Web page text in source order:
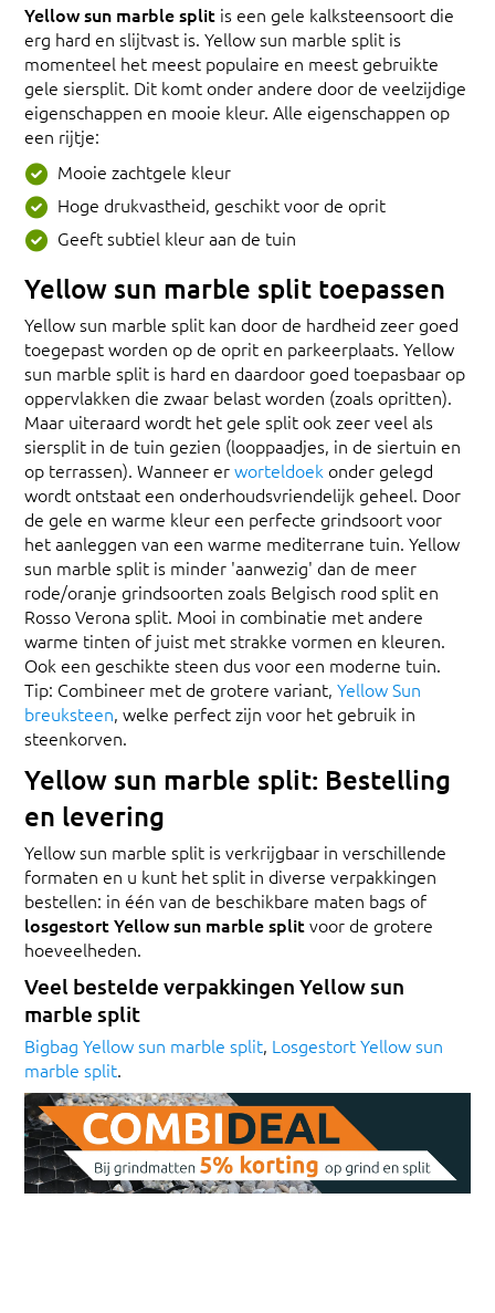
Yellow sun marble split is een gele kalksteensoort die
erg hard en slijtvast is. Yellow sun marble split is
momenteel het meest populaire en meest gebruikte
gele siersplit. Dit komt onder andere door de veelzijdige
eigenschappen en mooie kleur. Alle eigenschappen op
een rijtje:
Mooie zachtgele kleur
Hoge drukvastheid, geschikt voor de oprit
Geeft subtiel kleur aan de tuin
Yellow sun marble split toepassen
Yellow sun marble split kan door de hardheid zeer goed
toegepast worden op de oprit en parkeerplaats. Yellow
sun marble split is hard en daardoor goed toepasbaar op
oppervlakken die zwaar belast worden (zoals opritten).
Maar uiteraard wordt het gele split ook zeer veel als
siersplit in de tuin gezien (looppaadjes, in de siertuin en
op terrassen). Wanneer erworteldoek onder gelegd
wordt ontstaat een onderhoudsvriendelijk geheel. Door
de gele en warme kleur een perfecte grindsoort voor
het aanleggen van een warme mediterrane tuin. Yellow
sun marble split is minder 'aanwezig' dan de meer
rode/oranje grindsoorten zoals Belgisch rood split en
Rosso Verona split. Mooi in combinatie met andere
warme tinten of juist met strakke vormen en kleuren.
Ook een geschikte steen dus voor een moderne tuin.
Tip: Combineer met de grotere variant, Yellow Sun
breuksteen, welke perfect zijn voor het gebruik in
steenkorven.
Yellow sun marble split: Bestelling
en levering
Yellow sun marble split is verkrijgbaar in verschillende
formaten en u kunt het split in diverse verpakkingen
bestellen: in één van de beschikbare maten bags of
losgestort Yellow sun marble splitvoor de grotere
hoeveelheden.
Veel bestelde verpakkingen Yellow sun
marble split
Bigbag Yellow sun marble split, Losgestort Yellow sun
marble split.